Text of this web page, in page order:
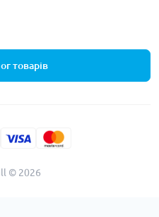
товарів
© 2026